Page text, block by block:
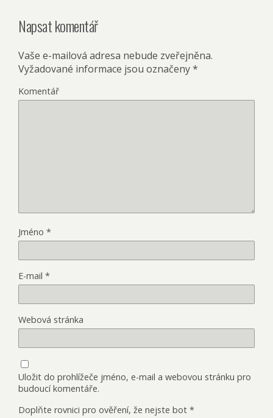
Napsat komentář
Vaše e-mailová adresa nebude zveřejněna.
Vyžadované informace jsou označeny*
Komentář
Jméno *
E-mail *
Webová stránka
Uložit do prohlížeče jméno, e-mail a webovou stránku pro
budoucí komentáře.
Doplňte rovnici pro ověření, že nejste bot *